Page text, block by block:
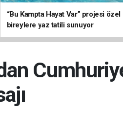
“Bu Kampta Hayat Var” projesi özel
bireylere yaz tatili sunuyor